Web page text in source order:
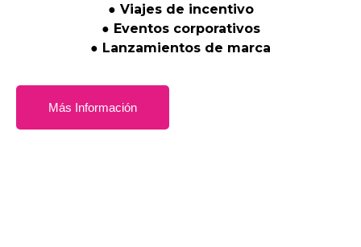
● Viajes de incentivo
● Eventos corporativos
● Lanzamientos de marca
Más Información